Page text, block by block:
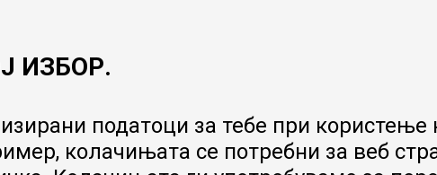
Гаранција за производ
Ценовник
ИЗБОР.
податоци за тебе при користење
колачињата се потребни за веб